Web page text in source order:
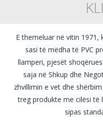
E themeluar në vitin
sasi të mëdha të PVC
llamperi, pjesët
saja në Shkup dhe
zhvillimin e vet dhe
treg produkte me cilësi të
sipas